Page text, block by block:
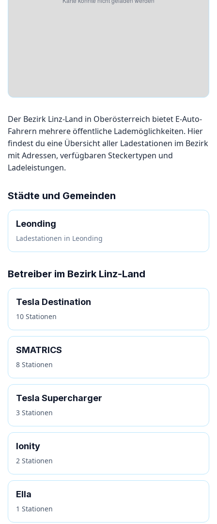
Der Bezirk Linz-Land in Oberösterreich bietet E-Auto-
Fahrern mehrere öffentliche Lademöglichkeiten. Hier
findest du eine Übersicht aller Ladestationen im Bezirk
mit Adressen, verfügbaren Steckertypen und
Ladeleistungen.
Städte und Gemeinden
Leonding
Ladestationen in Leonding
Betreiber im Bezirk Linz-Land
Tesla Destination
10 Stationen
SMATRICS
8 Stationen
Tesla Supercharger
3 Stationen
Ionity
2 Stationen
Ella
1 Stationen